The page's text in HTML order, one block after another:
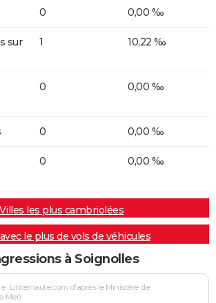
0 0,00 ‰
sur
1 10,22 ‰
0 0,00 ‰
0 0,00 ‰
0 0,00 ‰
Villes les plus cambriolées
le plus de vols de véhicules
à Soignolles
: Linternaute.com d'après le Ministère de
Mer)